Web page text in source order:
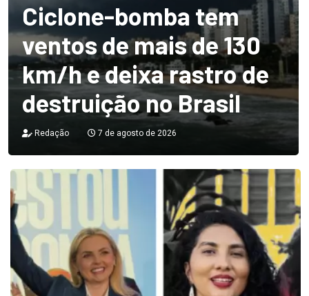
Ciclone-bomba tem
ventos de mais de 130
km/h e deixa rastro de
destruição no Brasil
Redação 7 de agosto de 2026